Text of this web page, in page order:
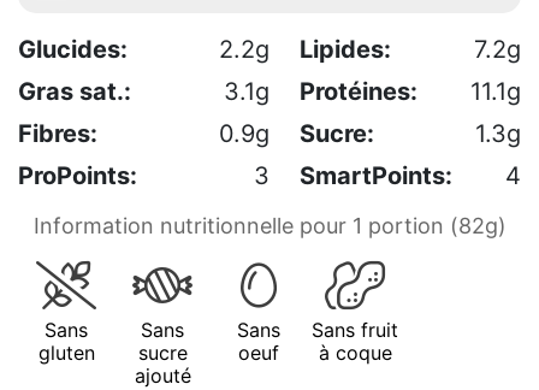
Glucides: 2.2g Lipides:
7.2g
Gras sat.:
3.1g Protéines:
11.1g
Fibres:
0.9g Sucre:
1.3g
ProPoints:
3 SmartPoints: 4
Information nutritionnelle pour 1 portion (82g)
Sans
gluten
Sans
sucre
ajouté
Sans
oeuf
Sans fruit
à coque